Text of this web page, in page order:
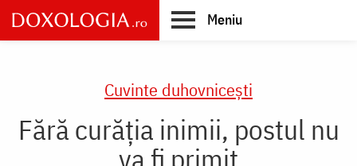
Skip
to
main
Meniu
Cuvinte duhovnicești
Fără curăția inimii, postul nu